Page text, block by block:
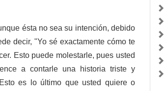
ésta no sea su intención, debido
decir, "Yo sé exactamente cómo te
Esto puede molestarle, pues usted
a contarle una historia triste y
es lo último que usted quiere o